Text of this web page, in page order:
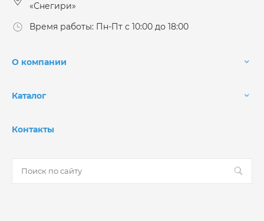
«Снегири»
Время работы: Пн-Пт с 10:00 до 18:00
О компании
Каталог
Контакты